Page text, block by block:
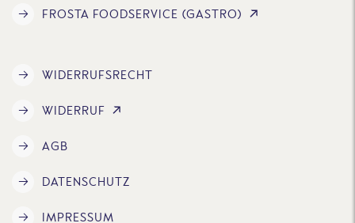
FROSTA FOODSERVICE (GASTRO)
WIDERRUFSRECHT
WIDERRUF
AGB
DATENSCHUTZ
IMPRESSUM